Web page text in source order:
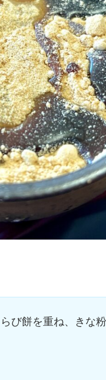
び餅を重ね、きな